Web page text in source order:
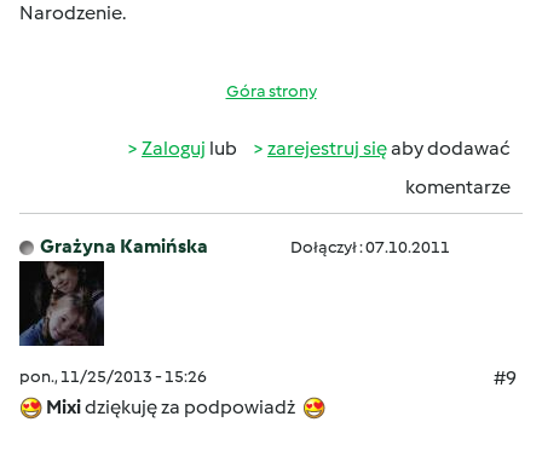
Narodzenie.
Góra strony
Zaloguj lub zarejestruj sięaby dodawać
komentarze
Grażyna Kamińska Dołączył : 07.10.2011
pon., 11/25/2013 - 15:26
#9
Mixidziękuję za podpowiadż